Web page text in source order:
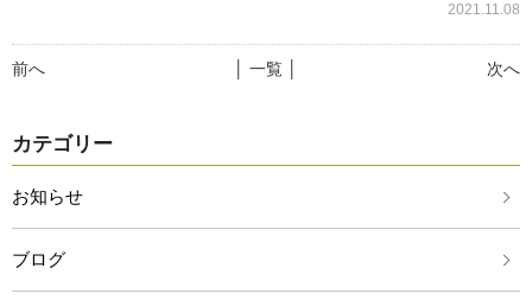
2021.11.08
前へ 次へ
│ 一覧 │
カテゴリー
お知らせ
ブログ